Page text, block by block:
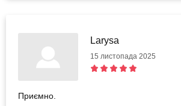
Larysa
15 листопада 2025
Приємно.